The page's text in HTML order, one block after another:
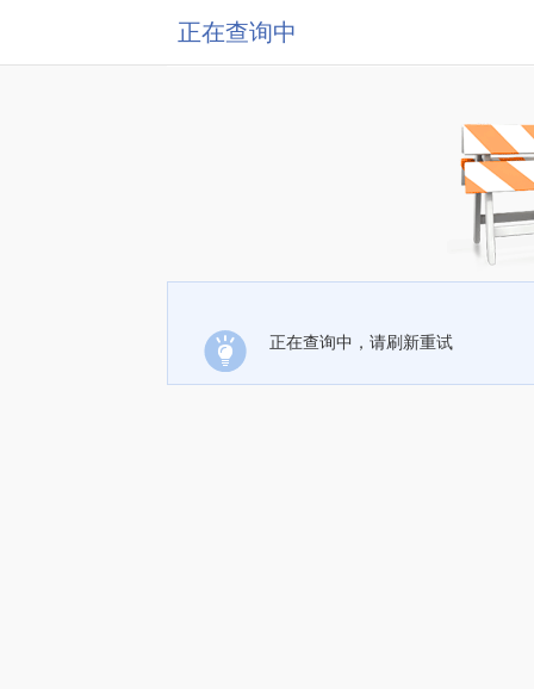
正在查询中
正在查询中，请刷新重试